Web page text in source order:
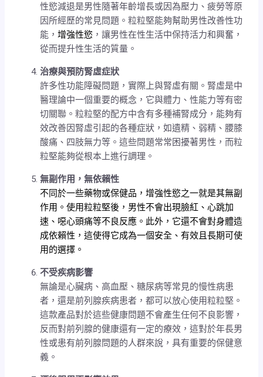
性慾減退是男性隨著年齡增長或因為壓力、疲勞等原
因所經歷的常見問題。粒粒堅能夠幫助男性改善性功
能，增強性慾 ，讓男性在性生活中保持活力和興奮，
從而提升性生活的質量。
治療與預防腎虛症狀
許多性功能障礙問題，實際上與腎虛有關。腎虛是中
醫理論中一個重要的概念，它與體力、性能力等有密
切關聯。粒粒堅的配方中含有多種補腎成分，能夠有
效改善因腎虛引起的各種症狀，如遺精、弱精、腰膝
酸痛、四肢無力等。這些問題常常困擾著男性，而粒
粒堅能夠從根本上進行調理。
無副作用，無依賴性
不同於一些藥物或保健品，增強性慾之一就是其無副
作用。使用粒粒堅後，男性不會出現臉紅、心跳加
速、噁心頭痛等不良反應。此外，它還不會對身體造
成依賴性，這使得它成為一個安全、有效且長期可使
用的選擇。
不受疾病影響
無論是心臟病、高血壓、糖尿病等常見的慢性病患
者，還是前列腺疾病患者，都可以放心使用粒粒堅。
這款產品對於這些健康問題不會產生任何不良影響，
反而對前列腺的健康還有一定的療效，這對於年長男
性或患有前列腺問題的人群來說，具有重要的保健意
義。